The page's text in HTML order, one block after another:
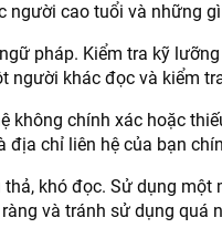
người cao tuổi và những
pháp. Kiểm tra kỹ
người khác đọc và kiểm
không chính xác hoặc
địa chỉ liên hệ của bạn
thả, khó đọc. Sử dụng một
và tránh sử dụng quá